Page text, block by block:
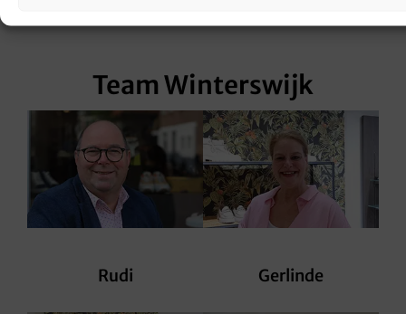
Team Winterswijk
Rudi Gerlinde